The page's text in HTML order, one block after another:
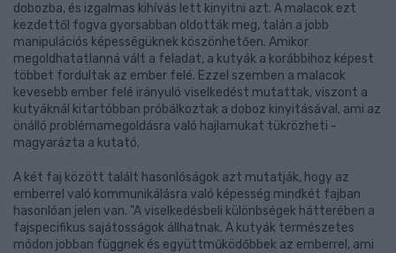
dobozba, és izgalmas kihívás lett kinyitni azt. A malacok ezt
kezdettől fogva gyorsabban oldották meg, talán a jobb
manipulációs képességüknek köszönhetően. Amikor
megoldhatatlanná vált a feladat, a kutyák a korábbihoz képest
többet fordultak az ember felé. Ezzel szemben a malacok
kevesebb ember felé irányuló viselkedést mutattak, viszont a
kutyáknál kitartóbban próbálkoztak a doboz kinyitásával, ami az
önálló problémamegoldásra való hajlamukat tükrözheti -
magyarázta a kutató.
A két faj között talált hasonlóságok azt mutatják, hogy az
emberrel való kommunikálásra való képesség mindkét fajban
hasonlóan jelen van. "A viselkedésbeli különbségek hátterében a
fajspecifikus sajátosságok állhatnak. A kutyák természetes
módon jobban függnek és együttműködőbbek az emberrel, ami